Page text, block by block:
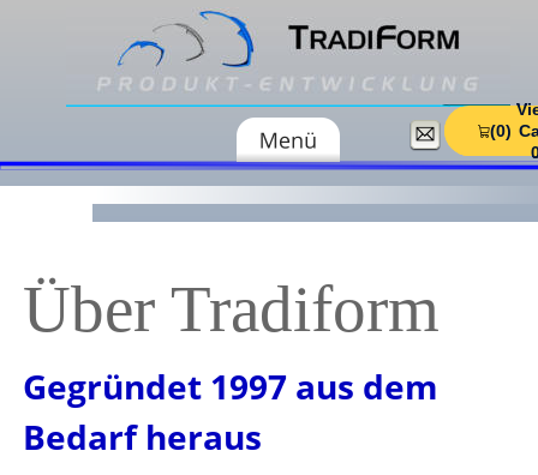
Über Tradiform
Gegründet 1997 aus dem
Bedarf heraus
(0)
(0)